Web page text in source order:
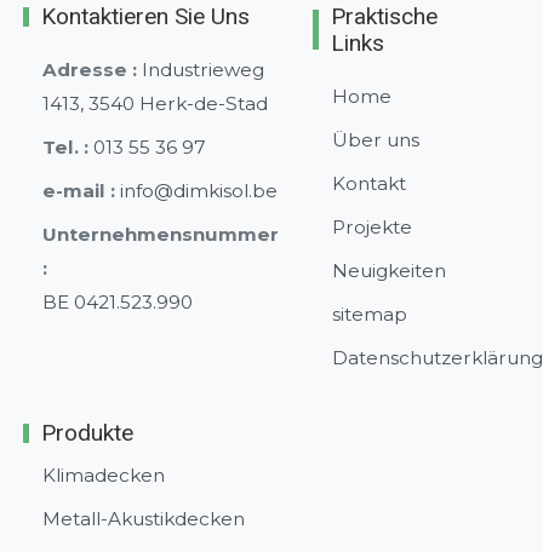
Kontaktieren Sie Uns
Adresse : Industrieweg
1413, 3540 Herk-de-Stad
Tel. : 013 55 36 97
e-mail : info@dimkisol.be
Unternehmensnummer
:
BE 0421.523.990
Praktische
Links
Home
Über uns
Kontakt
Projekte
Neuigkeiten
sitemap
Datenschutzerklärung
Produkte
Klimadecken
Metall-Akustikdecken